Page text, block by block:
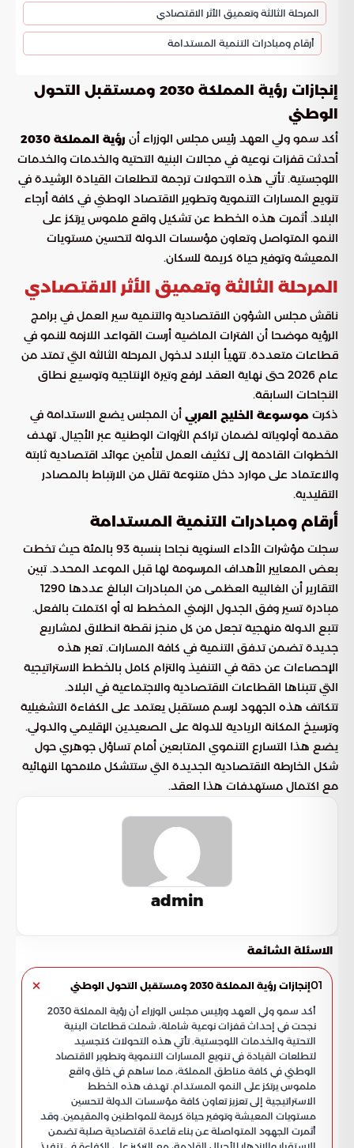
المرحلة الثالثة وتعميق الأثر الاقتصادي
أرقام ومبادرات التنمية المستدامة
إنجازات رؤية المملكة 2030 ومستقبل التحول
الوطني
أكد سمو ولي العهد رئيس مجلس الوزراء أن رؤية المملكة 2030
أحدثت قفزات نوعية في مجالات البنية التحتية والخدمات والخدمات
اللوجستية. تأتي هذه التحولات ترجمة لتطلعات القيادة الرشيدة في
تنويع المسارات التنموية وتطوير الاقتصاد الوطني في كافة أرجاء
البلاد. أثمرت هذه الخطط عن تشكيل واقع ملموس يرتكز على
النمو المتواصل وتعاون مؤسسات الدولة لتحسين مستويات
المعيشة وتوفير حياة كريمة للسكان.
المرحلة الثالثة وتعميق الأثر الاقتصادي
ناقش مجلس الشؤون الاقتصادية والتنمية سير العمل في برامج
الرؤية موضحا أن الفترات الماضية أرست القواعد اللازمة للنمو في
قطاعات متعددة. تتهيأ البلاد لدخول المرحلة الثالثة التي تمتد من
عام 2026 حتى نهاية العقد لرفع وتيرة الإنتاجية وتوسيع نطاق
النجاحات السابقة.
ذكرت موسوعة الخليج العربي أن المجلس يضع الاستدامة في
مقدمة أولوياته لضمان تراكم الثروات الوطنية عبر الأجيال. تهدف
الخطوات القادمة إلى تكثيف العمل لتأمين عوائد اقتصادية ثابتة
والاعتماد على موارد دخل متنوعة تقلل من الارتباط بالمصادر
التقليدية.
أرقام ومبادرات التنمية المستدامة
سجلت مؤشرات الأداء السنوية نجاحا بنسبة 93 بالمئة حيث تخطت
بعض المعايير الأهداف المرسومة لها قبل الموعد المحدد. تبين
التقارير أن الغالبية العظمى من المبادرات البالغ عددها 1290
مبادرة تسير وفق الجدول الزمني المخطط له أو اكتملت بالفعل.
تتبع الدولة منهجية تجعل من كل منجز نقطة انطلاق لمشاريع
جديدة تضمن تدفق التنمية في كافة المسارات. تعبر هذه
الإحصاءات عن دقة في التنفيذ والتزام كامل بالخطط الاستراتيجية
التي تتبناها القطاعات الاقتصادية والاجتماعية في البلاد.
تتكاتف هذه الجهود لرسم مستقبل يعتمد على الكفاءة التشغيلية
وترسيخ المكانة الريادية للدولة على الصعيدين الإقليمي والدولي.
يضع هذا التسارع التنموي المتابعين أمام تساؤل جوهري حول
شكل الخارطة الاقتصادية الجديدة التي ستتشكل ملامحها النهائية
مع اكتمال مستهدفات هذا العقد.
admin
الاسئلة الشائعة
01إنجازات رؤية المملكة 2030 ومستقبل التحول الوطني
أكد سمو ولي العهد ورئيس مجلس الوزراء أن رؤية المملكة 2030
نجحت في إحداث قفزات نوعية شاملة، شملت قطاعات البنية
التحتية والخدمات اللوجستية. تأتي هذه التحولات كتجسيد
لتطلعات القيادة في تنويع المسارات التنموية وتطوير الاقتصاد
الوطني في كافة مناطق المملكة، مما ساهم في خلق واقع
ملموس يرتكز على النمو المستدام. تهدف هذه الخطط
الاستراتيجية إلى تعزيز تعاون كافة مؤسسات الدولة لتحسين
مستويات المعيشة وتوفير حياة كريمة للمواطنين والمقيمين. وقد
أثمرت الجهود المتواصلة عن بناء قاعدة اقتصادية صلبة تضمن